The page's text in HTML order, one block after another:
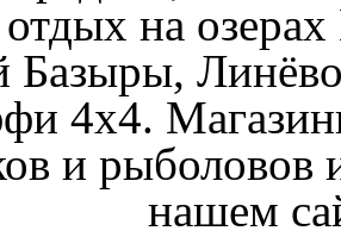
на
4х4.
и рыболовов
нашем